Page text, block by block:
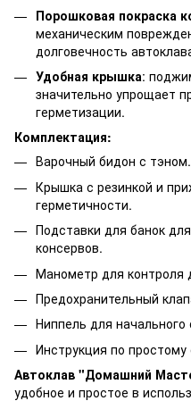
Порошковая покраска
механическим
долговечность
Удобная крышка:
значительно упрощает
герметизации.
Комплектация:
Варочный бидон с тэном.
Крышка с резинкой и
герметичности.
Подставки для банок
консервов.
Манометр для контроля
Предохранительный
Ниппель для
Инструкция по
Автоклав "Домашний
удобное и простое в